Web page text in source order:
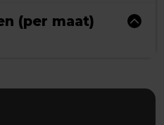
(per maat)